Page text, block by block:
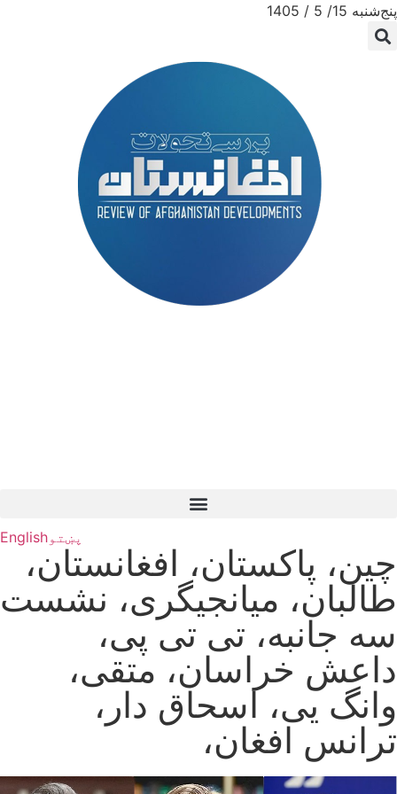
پنج‌شنبه 15/ 5 / 1405
پښتوEnglish
چین، پاکستان، افغانستان،
طالبان، میانجیگری، نشست
سه جانبه، تی تی پی،
داعش خراسان، متقی،
وانگ یی، اسحاق دار،
ترانس افغان،